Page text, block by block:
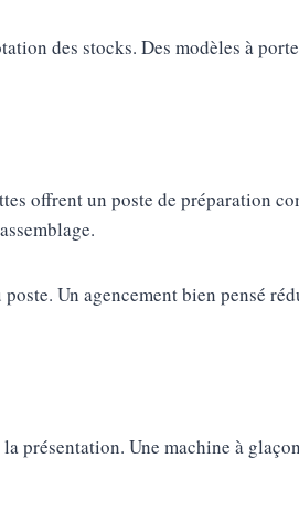
des stocks. Des modèles à
offrent un poste de préparation
Un agencement bien pensé
présentation. Une machine à